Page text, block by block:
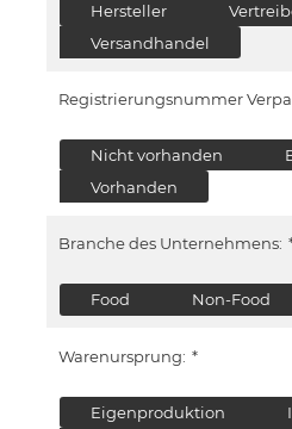
Hersteller
Versandhandel
Registrierungsnummer
Nicht vorhanden
Vorhanden
Branche des Unternehmens:
Food Non-Food
Warenursprung: *
Eigenproduktion